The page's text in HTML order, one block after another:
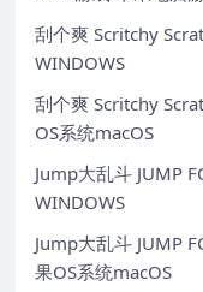
刮个爽 Scritchy
WINDOWS
刮个爽 Scritchy
OS系统macOS
Jump大乱斗 JUMP
WINDOWS
Jump大乱斗 JUMP
果OS系统macOS